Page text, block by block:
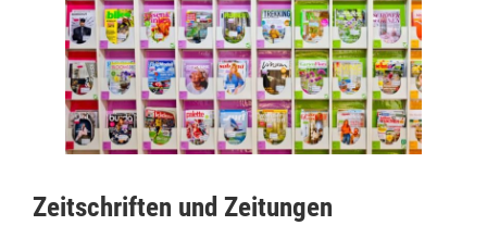
Zeitschriften und Zeitungen